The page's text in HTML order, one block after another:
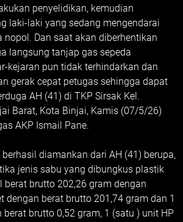
penyelidikan, kemudian
laki-laki yang sedang mengendarai
nopol. Dan saat akan diberhentikan
langsung tanjap gas sepeda
kejaran pun tidak terhindarkan dan
gerak cepat petugas sehingga dapat
AH (41) di TKP Sirsak Kel.
Barat, Kota Binjai, Kamis (07/5/26)
AKP Ismail Pane.
diamankan dari AH (41) berupa,
jenis sabu yang dibungkus plastik
brutto 202,26 gram dengan
dengan berat brutto 201,74 gram dan 1
berat brutto 0,52 gram, 1 (satu ) unit HP